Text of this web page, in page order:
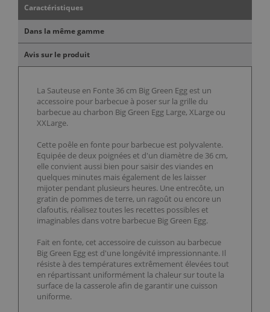
Caractéristiques
Dans la même gamme
Avis sur le produit
La Sauteuse en Fonte 36 cm Big Green Egg est un
accessoire pour barbecue à poser sur la grille du
barbecue au charbon Big Green Egg Large, XLarge ou
XXLarge.
Cette poêle en fonte pour barbecue est polyvalente.
Equipée de deux poignées et d'un diamètre de 36 cm,
elle convient aussi bien pour saisir des viandes en
quelques minutes mais également de les laisser
mijoter pendant plusieurs heures. Une entrecôte, un
gratin de pommes de terre, un ragoût ou encore un
clafoutis, réalisez toutes les recettes possibles et
imaginables dans votre barbecue Big Green Egg.
Fait en fonte, cet accessoire de cuisson au barbecue
Big Green Egg est d'une longévité impressionnante. Il
résiste à des températures extrêmement élevées tout
en répartissant uniformément la chaleur sur toute la
surface de la casserole afin de garantir une cuisson
uniforme.